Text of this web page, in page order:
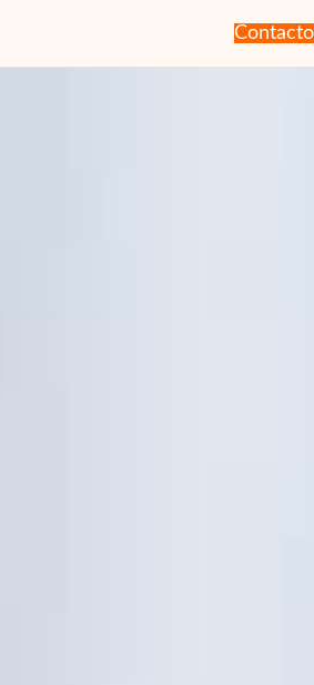
Contacto